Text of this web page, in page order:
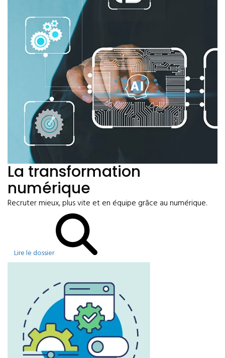
La transformation
numérique
Recruter mieux, plus vite et en équipe grâce au numérique.
Lire le dossier